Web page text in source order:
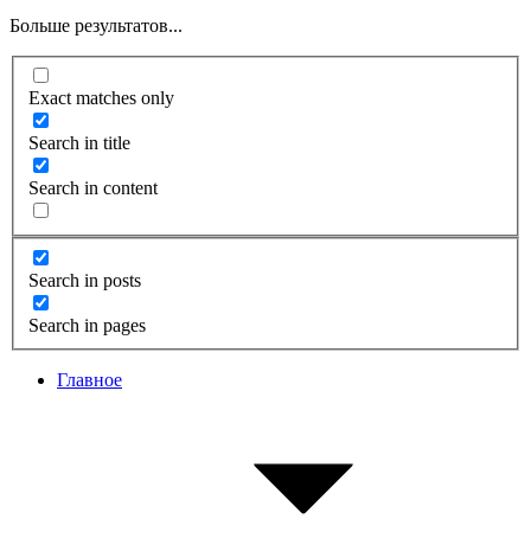
Больше результатов...
Exact matches only
Search in title
Search in content
Search in posts
Search in pages
Главное